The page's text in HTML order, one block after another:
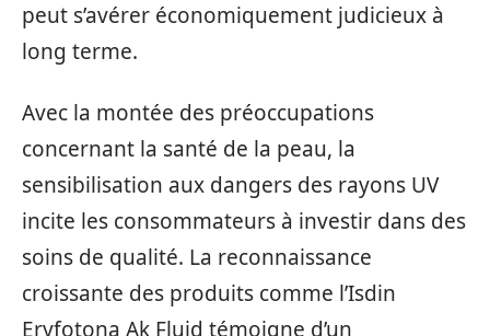
peut s’avérer économiquement judicieux à
long terme.
Avec la montée des préoccupations
concernant la santé de la peau, la
sensibilisation aux dangers des rayons UV
incite les consommateurs à investir dans des
soins de qualité. La reconnaissance
croissante des produits comme l’Isdin
Eryfotona Ak Fluid témoigne d’un